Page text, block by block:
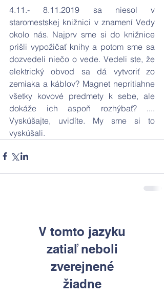
4.11.- 8.11.2019 sa niesol v
staromestskej knižnici v znamení Vedy
okolo nás. Najprv sme si do knižnice
prišli vypožičať knihy a potom sme sa
dozvedeli niečo o vede. Vedeli ste, že
elektrický obvod sa dá vytvoriť zo
zemiaka a káblov? Magnet nepritiahne
všetky kovové predmety k sebe, ale
dokáže ich aspoň rozhýbať? ....
Vyskúšajte, uvidíte. My sme si to
vyskúšali.
V tomto jazyku
zatiaľ neboli
zverejnené
žiadne